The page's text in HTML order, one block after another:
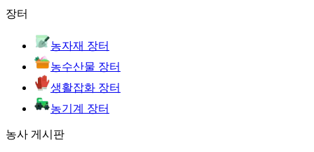
장터
농자재 장터
농수산물 장터
생활잡화 장터
농기계 장터
농사 게시판